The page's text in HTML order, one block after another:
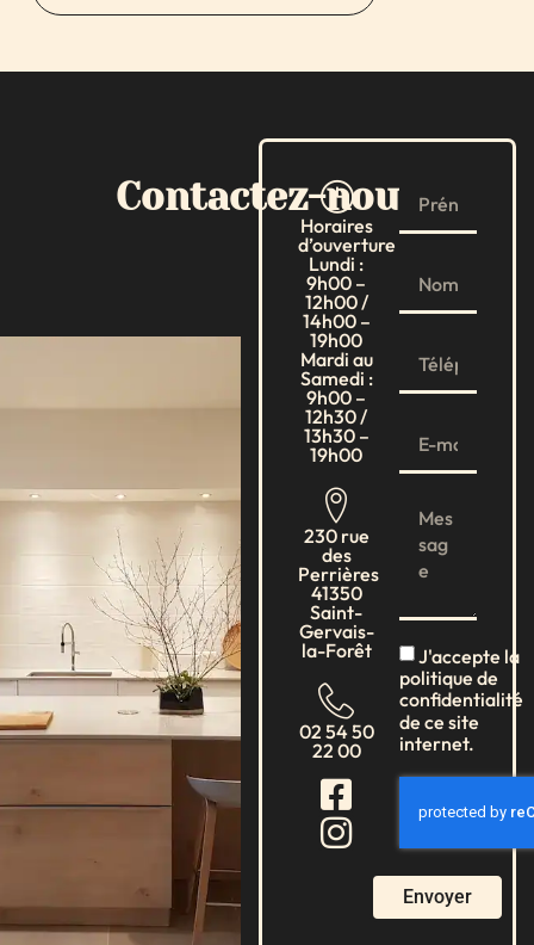
Contactez-nous
Horaires
d’ouverture
Lundi :
9h00 –
12h00 /
14h00 –
19h00
Mardi au
Samedi :
9h00 –
12h30 /
13h30 –
19h00
230 rue
des
Perrières
41350
Saint-
Gervais-
la-Forêt
02 54 50
22 00
J'accepte la
politique de
confidentialité
de ce site
internet.
Envoyer